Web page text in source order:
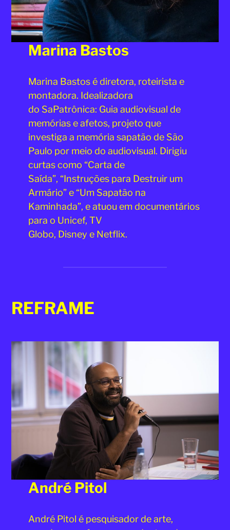
Marina Bastos
Marina Bastos é diretora, roteirista e
montadora. Idealizadora
do SaPatrônica: Guia audiovisual de
memórias e afetos, projeto que
investiga a memória sapatão de São
Paulo por meio do audiovisual. Dirigiu
curtas como “Carta de
Saída”, “Instruções para Destruir um
Armário” e “Um Sapatão na
Kaminhada”, e atuou em documentários
para o Unicef, TV
Globo, Disney e Netflix.
REFRAME
André Pitol
André Pitol é pesquisador de arte,